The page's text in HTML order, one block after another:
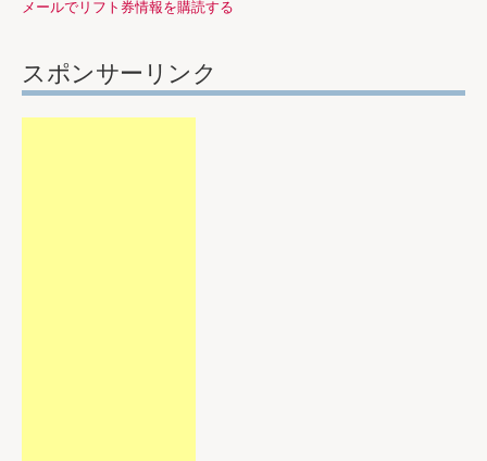
メールでリフト券情報を購読する
スポンサーリンク